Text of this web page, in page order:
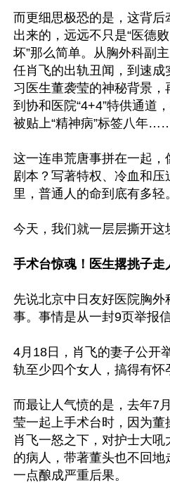
而更细思极恐的是，这背后
出来的，远远不只是“医德败
坏”那么简单。从胸外科副主
任肖飞的出轨丑闻，到速成
习医生董袭莹的神秘背景，
到协和医院“4+4”特供通道
被贴上“精神病”标签八年
这一连串荒唐事拼在一起
剧本？写著特权、冷血和
里，普通人的命到底有多轻。
今天，我们就一层层撕开这
手术台惊魂！医生撂挑子走
先说北京中日友好医院胸
事。事情是从一封9页举报
4月18日，肖飞的妻子公开
轨至少四个女人，搞得有怀
而最让人气愤的是，去年7
莹一起上手术台时，因为董
肖飞一怒之下，对护士大
的病人，带著董头也不回
一点酿成严重后果。